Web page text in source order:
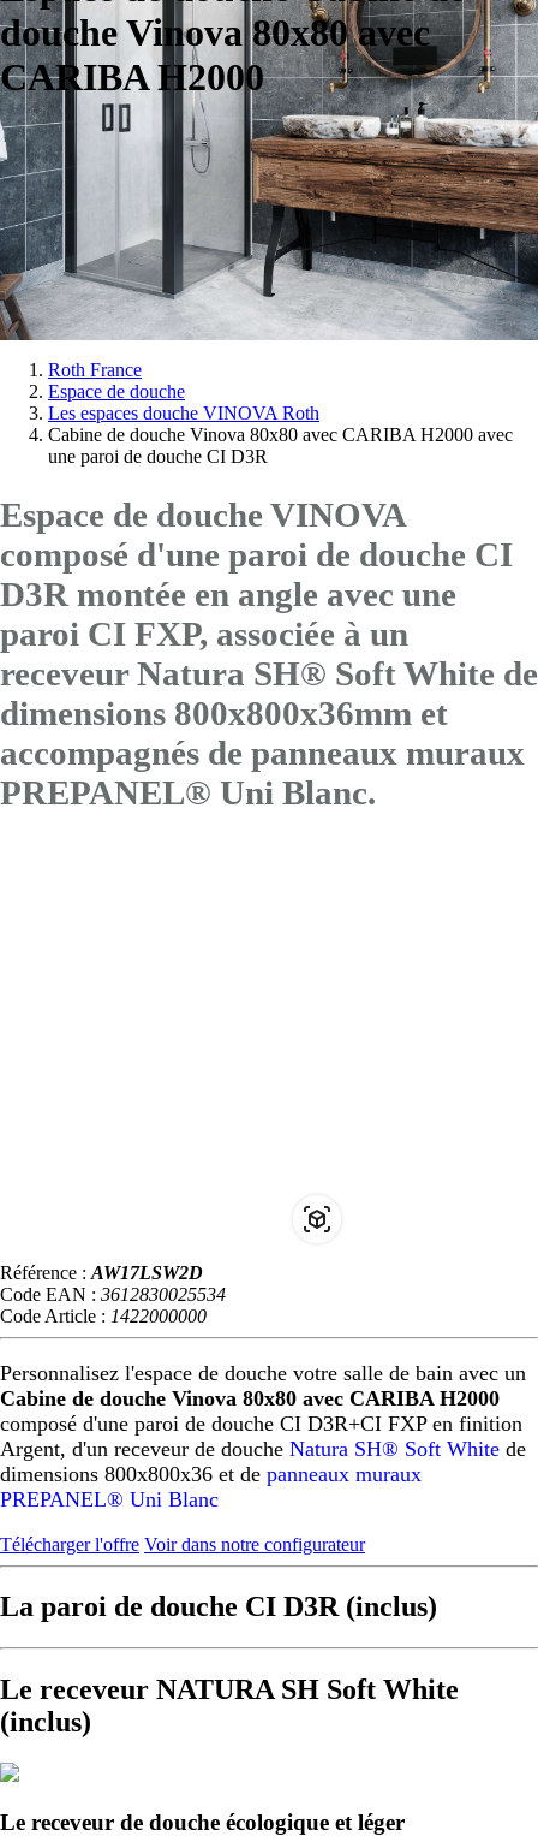
douche Vinova 80x80 avec
CARIBA H2000
Vous
êtes
Roth France
Espace de douche
Les espaces douche VINOVA Roth
Cabine de douche Vinova 80x80 avec CARIBA H2000 avec
une paroi de douche CI D3R
Espace de douche VINOVA
composé d'une paroi de douche CI
D3R montée en angle avec une
paroi CI FXP, associée à un
receveur Natura SH® Soft White de
dimensions 800x800x36mm et
accompagnés de panneaux muraux
PREPANEL® Uni Blanc.
Référence : AW17LSW2D
Code EAN : 3612830025534
Code Article : 1422000000
Personnalisez l'espace de douche votre salle de bain avec un
Cabine de douche Vinova 80x80 avec CARIBA H2000
composé d'une paroi de douche CI D3R+CI FXP en finition
Argent, d'un receveur de douche Natura SH® Soft White de
dimensions 800x800x36 et de panneaux muraux
PREPANEL® Uni Blanc
Télécharger l'offre Voir dans notre configurateur
La paroi de douche CI D3R (inclus)
Le receveur NATURA SH Soft White
(inclus)
Le receveur de douche écologique et léger